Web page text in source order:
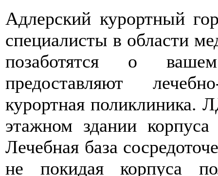
Адлерский курортный
специалисты в области
позаботятся о
предоставляют
курортная поликлиника.
этажном здании
Лечебная база
не покидая корпуса